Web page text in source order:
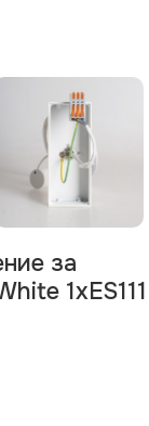
за
1xES111